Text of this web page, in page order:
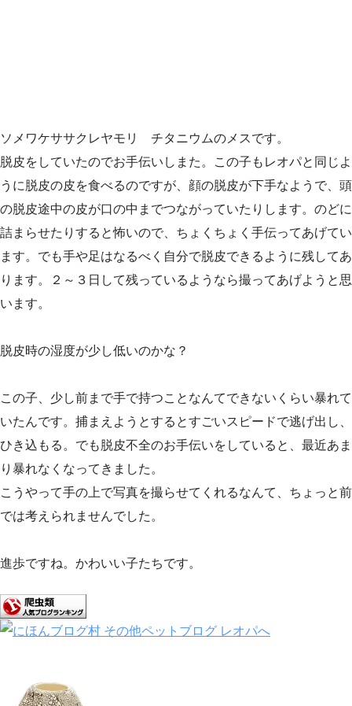
ソメワケササクレヤモリ チタニウムのメスです。
脱皮をしていたのでお手伝いしまた。この子もレオパと同じよ
うに脱皮の皮を食べるのですが、顔の脱皮が下手なようで、頭
の脱皮途中の皮が口の中までつながっていたりします。のどに
詰まらせたりすると怖いので、ちょくちょく手伝ってあげてい
ます。でも手や足はなるべく自分で脱皮できるように残してあ
ります。２～３日して残っているようなら撮ってあげようと思
います。
脱皮時の湿度が少し低いのかな？
この子、少し前まで手で持つことなんてできないくらい暴れて
いたんです。捕まえようとするとすごいスピードで逃げ出し、
ひき込もる。でも脱皮不全のお手伝いをしていると、最近あま
り暴れなくなってきました。
こうやって手の上で写真を撮らせてくれるなんて、ちょっと前
では考えられませんでした。
進歩ですね。かわいい子たちです。